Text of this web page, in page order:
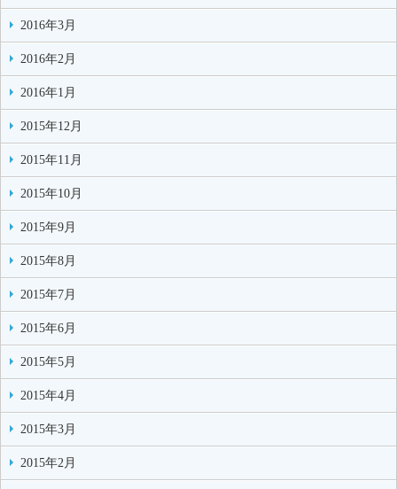
2016年3月
2016年2月
2016年1月
2015年12月
2015年11月
2015年10月
2015年9月
2015年8月
2015年7月
2015年6月
2015年5月
2015年4月
2015年3月
2015年2月